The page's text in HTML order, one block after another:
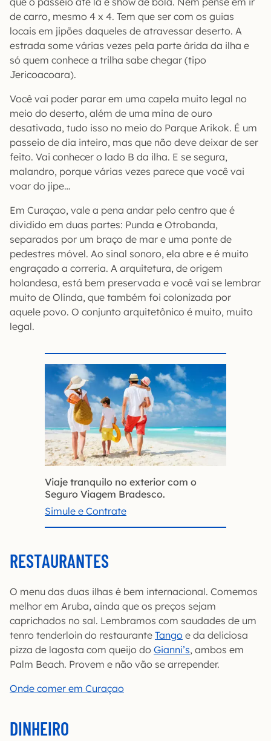
de carro, mesmo 4 x 4. Tem que ser com os guias
locais em jipões daqueles de atravessar deserto. A
estrada some várias vezes pela parte árida da ilha e
só quem conhece a trilha sabe chegar (tipo
Jericoacoara).
Você vai poder parar em uma capela muito legal no
meio do deserto, além de uma mina de ouro
desativada, tudo isso no meio do Parque Arikok. É um
passeio de dia inteiro, mas que não deve deixar de ser
feito. Vai conhecer o lado B da ilha. E se segura,
malandro, porque várias vezes parece que você vai
voar do jipe…
Em Curaçao, vale a pena andar pelo centro que é
dividido em duas partes: Punda e Otrobanda,
separados por um braço de mar e uma ponte de
pedestres móvel. Ao sinal sonoro, ela abre e é muito
engraçado a correria. A arquitetura, de origem
holandesa, está bem preservada e você vai se lembrar
muito de Olinda, que também foi colonizada por
aquele povo. O conjunto arquitetônico é muito, muito
legal.
Viaje tranquilo no exterior com o
Seguro Viagem Bradesco.
Simule e Contrate
RESTAURANTES
O menu das duas ilhas é bem internacional. Comemos
melhor em Aruba, ainda que os preços sejam
caprichados no sal. Lembramos com saudades de um
tenro tenderloin do restaurante Tango e da deliciosa
pizza de lagosta com queijo do Gianni’s, ambos em
Palm Beach. Provem e não vão se arrepender.
Onde comer em Curaçao
DINHEIRO